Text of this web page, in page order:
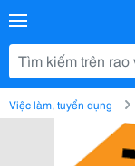
Việc làm, tuyển dụng